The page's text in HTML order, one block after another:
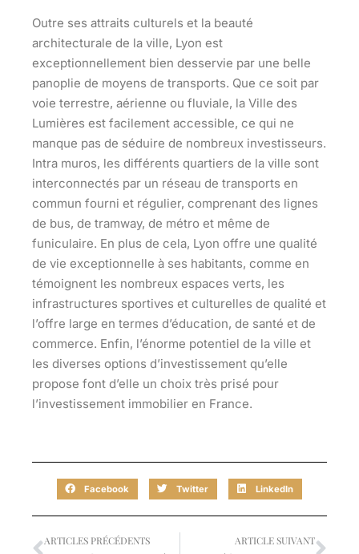
Outre ses attraits culturels et la beauté
architecturale de la ville, Lyon est
exceptionnellement bien desservie par une belle
panoplie de moyens de transports. Que ce soit par
voie terrestre, aérienne ou fluviale, la Ville des
Lumières est facilement accessible, ce qui ne
manque pas de séduire de nombreux investisseurs.
Intra muros, les différents quartiers de la ville sont
interconnectés par un réseau de transports en
commun fourni et régulier, comprenant des lignes
de bus, de tramway, de métro et même de
funiculaire. En plus de cela, Lyon offre une qualité
de vie exceptionnelle à ses habitants, comme en
témoignent les nombreux espaces verts, les
infrastructures sportives et culturelles de qualité et
l’offre large en termes d’éducation, de santé et de
commerce. Enfin, l’énorme potentiel de la ville et
les diverses options d’investissement qu’elle
propose font d’elle un choix très prisé pour
l’investissement immobilier en France.
Facebook Twitter LinkedIn
ARTICLES PRÉCÉDENTS ARTICLE SUIVANT